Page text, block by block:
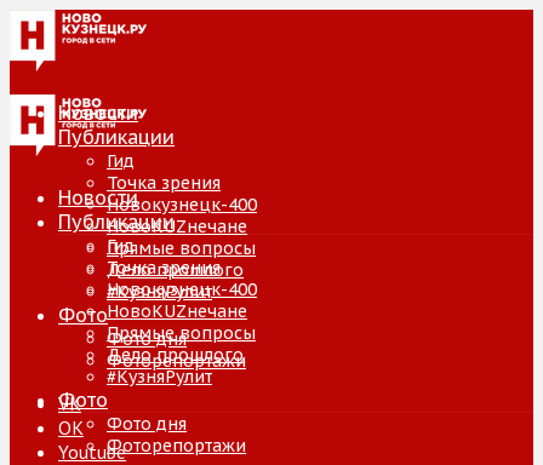
Новости
Публикации
Гид
Точка зрения
Новокузнецк-400
НовоKUZнечане
Прямые вопросы
Дело прошлого
#КузняРулит
Фото
Фото дня
Фоторепортажи
VK
ОК
Youtube
Новости
Публикации
Гид
Точка зрения
Новокузнецк-400
НовоKUZнечане
Прямые вопросы
Дело прошлого
#КузняРулит
Фото
Фото дня
Фоторепортажи